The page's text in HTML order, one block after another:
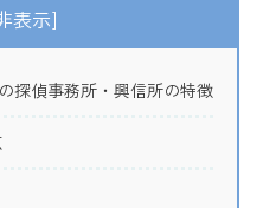
表示]
探偵事務所・興信所の特徴